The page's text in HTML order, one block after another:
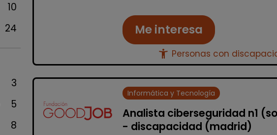
10
24
3
5
8
Me interesa
accessibility_new Personas con
Informática y Tecnología
Analista ciberseguridad n1
- discapacidad (madrid)